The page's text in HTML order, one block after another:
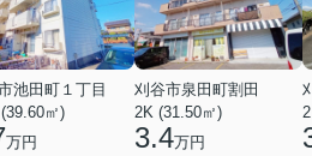
池田町１丁目
㎡)
万円
刈谷市泉田町割田
2K (31.50㎡)
3.4万円